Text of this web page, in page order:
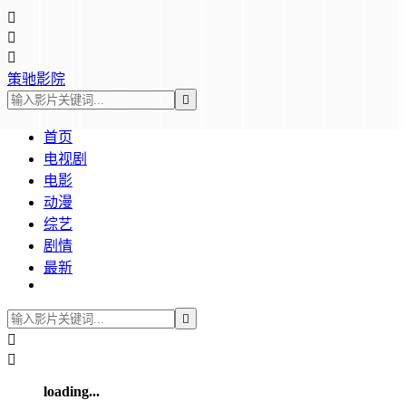



策驰影院

首页
电视剧
电影
动漫
综艺
剧情
最新



loading...